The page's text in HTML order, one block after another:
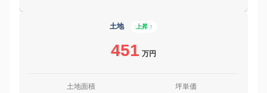
土地 上昇 ↑
451 万円
土地面積 坪単価